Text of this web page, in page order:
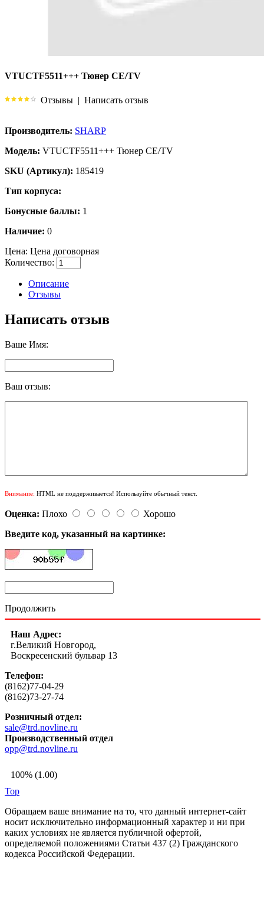
VTUCTF5511+++ Тюнер CE/TV
Отзывы | Написать отзыв
Производитель: SHARP
Модель: VTUCTF5511+++ Тюнер CE/TV
SKU (Артикул): 185419
Тип корпуса:
Бонусные баллы: 1
Наличие: 0
Цена: Цена договорная
Количество:
Описание
Отзывы
Написать отзыв
Ваше Имя:
Ваш отзыв:
Внимание: HTML не поддерживается! Используйте обычный текст.
Оценка: Плохо
Хорошо
Введите код, указанный на картинке:
Продолжить
Наш Адрес:
г.Великий Новгород,
Воскресенский бульвар 13
Телефон:
(8162)77-04-29
(8162)73-27-74
Розничный отдел:
sale@trd.novline.ru
Производственный отдел
opp@trd.novline.ru
100% (1.00)
Top
Обращаем ваше внимание на то, что данный интернет-сайт
носит исключительно информационный характер и ни при
каких условиях не является публичной офертой,
определяемой положениями Статьи 437 (2) Гражданского
кодекса Российской Федерации.